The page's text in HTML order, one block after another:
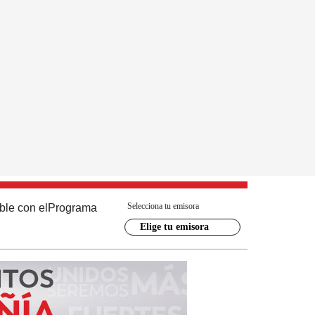
con el Programa Selecciona tu emisora
Elige tu emisora